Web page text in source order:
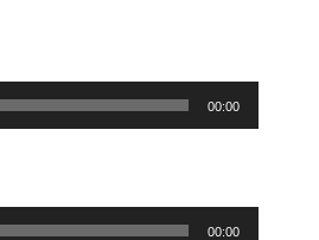
00:00
00:00